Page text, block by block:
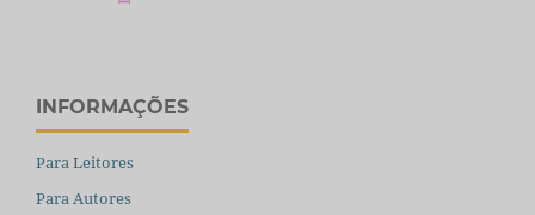
INFORMAÇÕES
Para Leitores
Para Autores